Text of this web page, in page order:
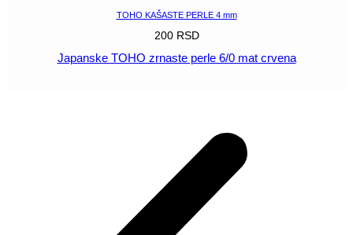
TOHO KAŠASTE PERLE 4 mm
200 RSD
Japanske TOHO zrnaste perle 6/0 mat crvena